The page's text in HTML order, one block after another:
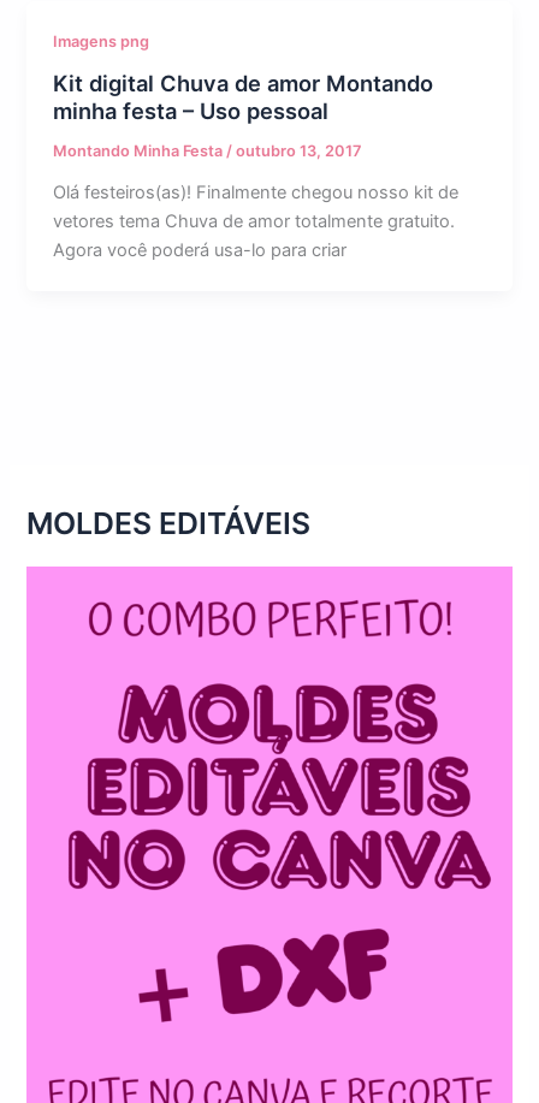
Imagens png
Kit digital Chuva de amor Montando
minha festa – Uso pessoal
Montando Minha Festa /outubro 13, 2017
Olá festeiros(as)! Finalmente chegou nosso kit de
vetores tema Chuva de amor totalmente gratuito.
Agora você poderá usa-lo para criar
MOLDES EDITÁVEIS